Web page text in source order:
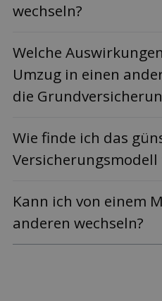
wechseln?
Welche
Umzug in einen
die
Wie finde ich das
Kann ich von einem
anderen wechseln?